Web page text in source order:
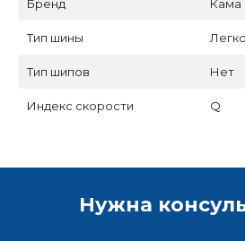
Бренд Кама
Тип шины
Тип шипов Нет
Индекс скорости Q
Нужна